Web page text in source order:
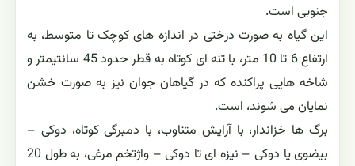
جنوبی است.
این گیاه به صورت درختی در اندازه های کوچک تا متوسط، به
ارتفاع 6 تا 10 متر، با تنه ای کوتاه به قطر حدود 45 سانتیمتر و
شاخه هایی پراکنده که در گیاهان جوان نیز به صورت خشن
نمایان می شوند، است.
برگ ها خزاندار، با آرایش متناوب، با دمبرگی کوتاه، دوکی –
بیضوی یا دوکی – نیزه ای تا دوکی – واژتخم مرغی، به طول 20